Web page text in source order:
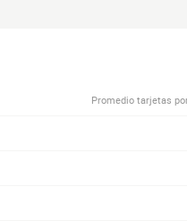
Promedio tarjetas